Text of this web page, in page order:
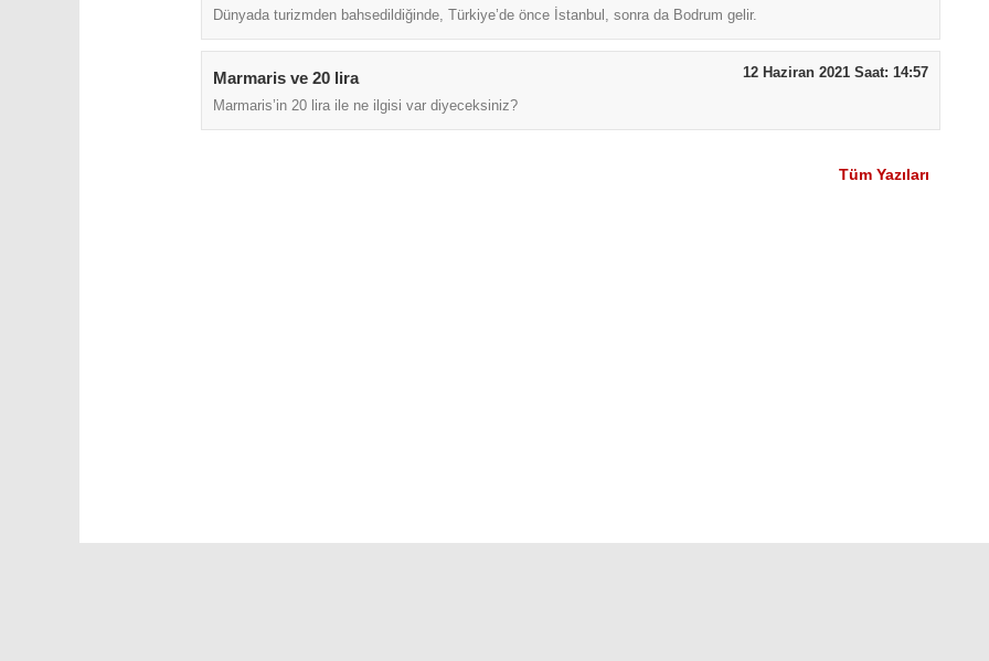
Dünyada turizmden bahsedildiğinde, Türkiye’de önce İstanbul, sonra da Bodrum gelir.
Marmaris ve 20 lira
12 Haziran 2021 Saat: 14:57
Marmaris’in 20 lira ile ne ilgisi var diyeceksiniz?
Tüm Yazıları